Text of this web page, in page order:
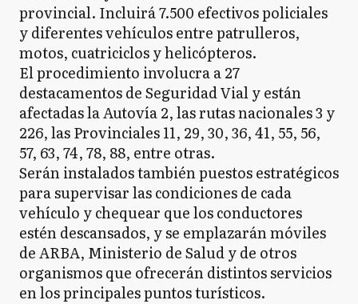
provincial. Incluirá 7.500 efectivos policiales
y diferentes vehículos entre patrulleros,
motos, cuatriciclos y helicópteros.
El procedimiento involucra a 27
destacamentos de Seguridad Vial y están
afectadas la Autovía 2, las rutas nacionales 3 y
226, las Provinciales 11, 29, 30, 36, 41, 55, 56,
57, 63, 74, 78, 88, entre otras.
Serán instalados también puestos estratégicos
para supervisar las condiciones de cada
vehículo y chequear que los conductores
estén descansados, y se emplazarán móviles
de ARBA, Ministerio de Salud y de otros
organismos que ofrecerán distintos servicios
en los principales puntos turísticos.